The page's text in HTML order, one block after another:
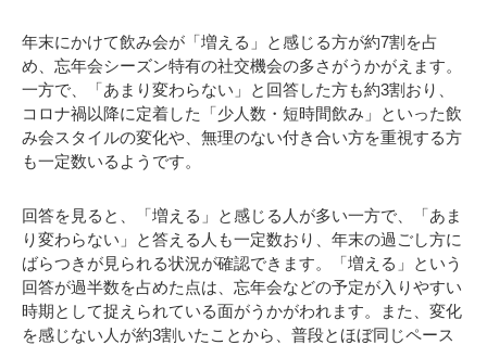
年末にかけて飲み会が「増える」と感じる方が約7割を占
め、忘年会シーズン特有の社交機会の多さがうかがえます。
一方で、「あまり変わらない」と回答した方も約3割おり、
コロナ禍以降に定着した「少人数・短時間飲み」といった飲
み会スタイルの変化や、無理のない付き合い方を重視する方
も一定数いるようです。
回答を見ると、「増える」と感じる人が多い一方で、「あま
り変わらない」と答える人も一定数おり、年末の過ごし方に
ばらつきが見られる状況が確認できます。「増える」という
回答が過半数を占めた点は、忘年会などの予定が入りやすい
時期として捉えられている面がうかがわれます。また、変化
を感じない人が約3割いたことから、普段とほぼ同じペース